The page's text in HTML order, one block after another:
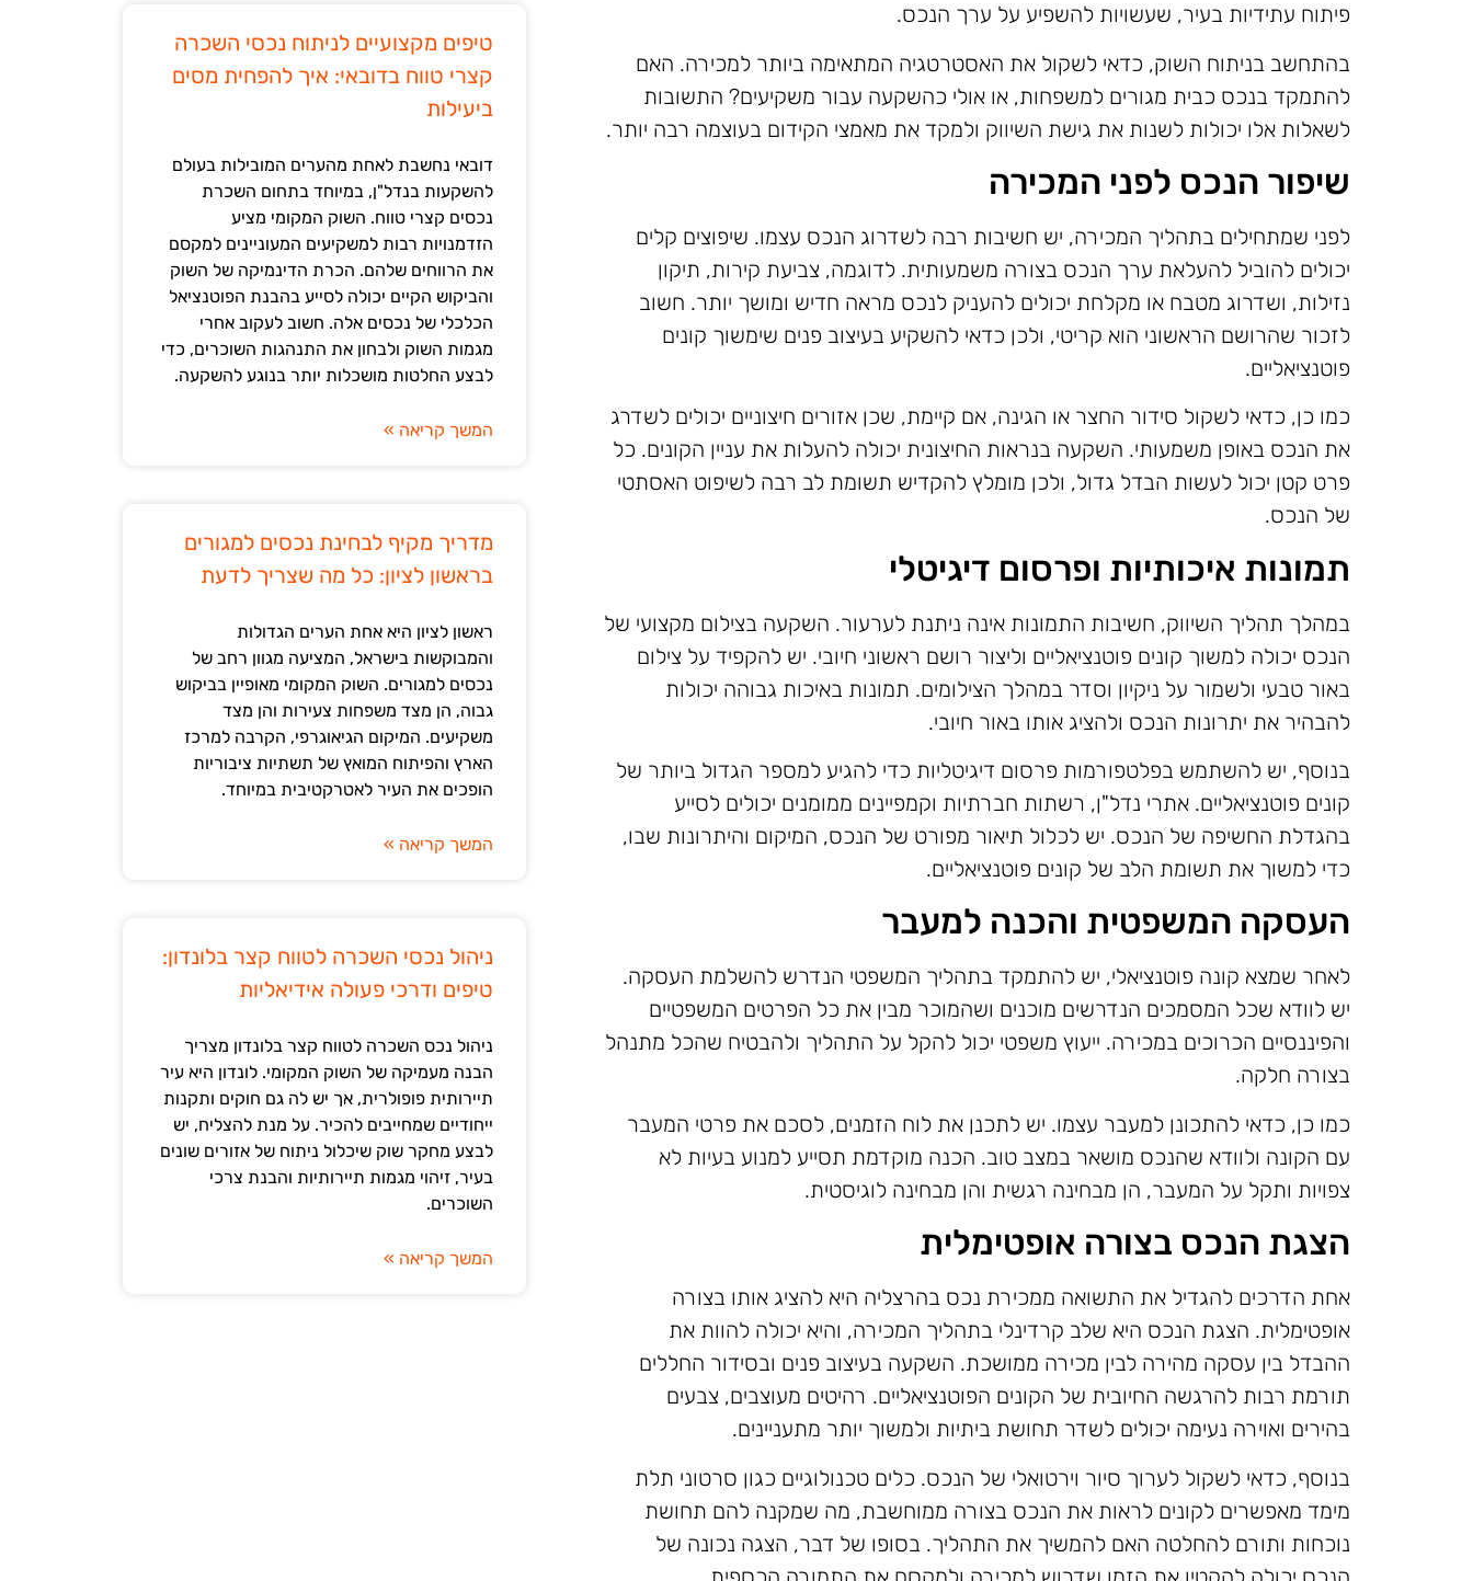
טיפים מקצועיים לניתוח נכסי השכרה
קצרי טווח בדובאי: איך להפחית מסים
ביעילות
דובאי נחשבת לאחת מהערים המובילות בעולם
להשקעות בנדל"ן, במיוחד בתחום השכרת
נכסים קצרי טווח. השוק המקומי מציע
הזדמנויות רבות למשקיעים המעוניינים למקסם
את הרווחים שלהם. הכרת הדינמיקה של השוק
והביקוש הקיים יכולה לסייע בהבנת הפוטנציאל
הכלכלי של נכסים אלה. חשוב לעקוב אחרי
מגמות השוק ולבחון את התנהגות השוכרים, כדי
לבצע החלטות מושכלות יותר בנוגע להשקעה.
המשך קריאה »
מדריך מקיף לבחינת נכסים למגורים
בראשון לציון: כל מה שצריך לדעת
ראשון לציון היא אחת הערים הגדולות
והמבוקשות בישראל, המציעה מגוון רחב של
נכסים למגורים. השוק המקומי מאופיין בביקוש
גבוה, הן מצד משפחות צעירות והן מצד
משקיעים. המיקום הגיאוגרפי, הקרבה למרכז
הארץ והפיתוח המואץ של תשתיות ציבוריות
הופכים את העיר לאטרקטיבית במיוחד.
המשך קריאה »
ניהול נכסי השכרה לטווח קצר בלונדון:
טיפים ודרכי פעולה אידיאליות
ניהול נכס השכרה לטווח קצר בלונדון מצריך
הבנה מעמיקה של השוק המקומי. לונדון היא עיר
תיירותית פופולרית, אך יש לה גם חוקים ותקנות
ייחודיים שמחייבים להכיר. על מנת להצליח, יש
לבצע מחקר שוק שיכלול ניתוח של אזורים שונים
בעיר, זיהוי מגמות תיירותיות והבנת צרכי
השוכרים.
המשך קריאה »
פיתוח עתידיות בעיר, שעשויות להשפיע על ערך הנכס.
בהתחשב בניתוח השוק, כדאי לשקול את האסטרטגיה המתאימה ביותר למכירה. האם
להתמקד בנכס כבית מגורים למשפחות, או אולי כהשקעה עבור משקיעים? התשובות
לשאלות אלו יכולות לשנות את גישת השיווק ולמקד את מאמצי הקידום בעוצמה רבה יותר.
שיפור הנכס לפני המכירה
לפני שמתחילים בתהליך המכירה, יש חשיבות רבה לשדרוג הנכס עצמו. שיפוצים קלים
יכולים להוביל להעלאת ערך הנכס בצורה משמעותית. לדוגמה, צביעת קירות, תיקון
נזילות, ושדרוג מטבח או מקלחת יכולים להעניק לנכס מראה חדיש ומושך יותר. חשוב
לזכור שהרושם הראשוני הוא קריטי, ולכן כדאי להשקיע בעיצוב פנים שימשוך קונים
פוטנציאליים.
כמו כן, כדאי לשקול סידור החצר או הגינה, אם קיימת, שכן אזורים חיצוניים יכולים לשדרג
את הנכס באופן משמעותי. השקעה בנראות החיצונית יכולה להעלות את עניין הקונים. כל
פרט קטן יכול לעשות הבדל גדול, ולכן מומלץ להקדיש תשומת לב רבה לשיפוט האסתטי
של הנכס.
תמונות איכותיות ופרסום דיגיטלי
במהלך תהליך השיווק, חשיבות התמונות אינה ניתנת לערעור. השקעה בצילום מקצועי של
הנכס יכולה למשוך קונים פוטנציאליים וליצור רושם ראשוני חיובי. יש להקפיד על צילום
באור טבעי ולשמור על ניקיון וסדר במהלך הצילומים. תמונות באיכות גבוהה יכולות
להבהיר את יתרונות הנכס ולהציג אותו באור חיובי.
בנוסף, יש להשתמש בפלטפורמות פרסום דיגיטליות כדי להגיע למספר הגדול ביותר של
קונים פוטנציאליים. אתרי נדל"ן, רשתות חברתיות וקמפיינים ממומנים יכולים לסייע
בהגדלת החשיפה של הנכס. יש לכלול תיאור מפורט של הנכס, המיקום והיתרונות שבו,
כדי למשוך את תשומת הלב של קונים פוטנציאליים.
העסקה המשפטית והכנה למעבר
לאחר שמצא קונה פוטנציאלי, יש להתמקד בתהליך המשפטי הנדרש להשלמת העסקה.
יש לוודא שכל המסמכים הנדרשים מוכנים ושהמוכר מבין את כל הפרטים המשפטיים
והפיננסיים הכרוכים במכירה. ייעוץ משפטי יכול להקל על התהליך ולהבטיח שהכל מתנהל
בצורה חלקה.
כמו כן, כדאי להתכונן למעבר עצמו. יש לתכנן את לוח הזמנים, לסכם את פרטי המעבר
עם הקונה ולוודא שהנכס מושאר במצב טוב. הכנה מוקדמת תסייע למנוע בעיות לא
צפויות ותקל על המעבר, הן מבחינה רגשית והן מבחינה לוגיסטית.
הצגת הנכס בצורה אופטימלית
אחת הדרכים להגדיל את התשואה ממכירת נכס בהרצליה היא להציג אותו בצורה
אופטימלית. הצגת הנכס היא שלב קרדינלי בתהליך המכירה, והיא יכולה להוות את
ההבדל בין עסקה מהירה לבין מכירה ממושכת. השקעה בעיצוב פנים ובסידור החללים
תורמת רבות להרגשה החיובית של הקונים הפוטנציאליים. רהיטים מעוצבים, צבעים
בהירים ואוירה נעימה יכולים לשדר תחושת ביתיות ולמשוך יותר מתעניינים.
בנוסף, כדאי לשקול לערוך סיור וירטואלי של הנכס. כלים טכנולוגיים כגון סרטוני תלת
מימד מאפשרים לקונים לראות את הנכס בצורה ממוחשבת, מה שמקנה להם תחושת
נוכחות ותורם להחלטה האם להמשיך את התהליך. בסופו של דבר, הצגה נכונה של